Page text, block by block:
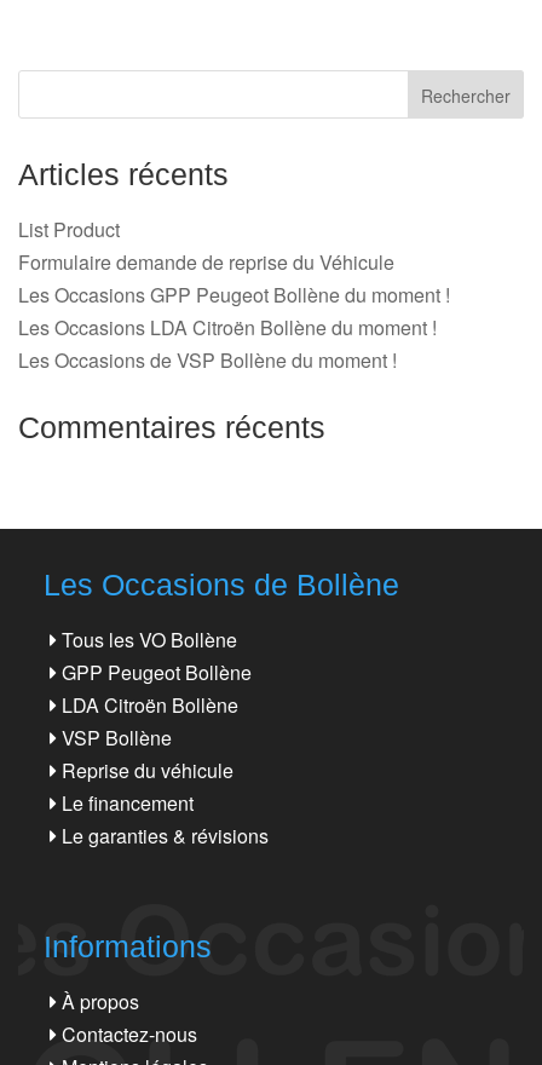
Articles récents
List Product
Formulaire demande de reprise du Véhicule
Les Occasions GPP Peugeot Bollène du moment !
Les Occasions LDA Citroën Bollène du moment !
Les Occasions de VSP Bollène du moment !
Commentaires récents
Les Occasions de Bollène
Tous les VO Bollène
GPP Peugeot Bollène
LDA Citroën Bollène
VSP Bollène
Reprise du véhicule
Le financement
Le garanties & révisions
Informations
À propos
Contactez-nous